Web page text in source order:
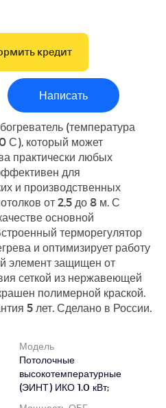
кредит
Написать
(температура
С), который может
практически любых
для
и производственных
от 2,5 до 8 м. С
основной
терморегулятор
и оптимизирует работу
элемент защищен от
сеткой из нержавеющей
полимерной краской.
5 лет. Сделано в России.
Модель
Потолочные
высокотемпературные
(ЭИНТ) ИКО 1.0 кВт;